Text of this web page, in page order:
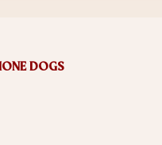
DOGS